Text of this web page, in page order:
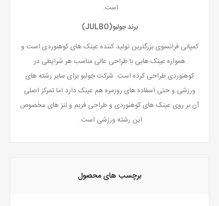
است.
برند جولبو(JULBO)
کمپانی فرانسوی بزرگترین تولید کننده عینک های کوهنوردی است و
همواره عینک هایی با طراحی عالی مناسب هر شرایطی در
کوهنوردی طراحی کرده است. شرکت جولبو برای سایر رشته های
ورزشی و حتی اسفاده های روزمره هم عینک دارد اما تمرکز اصلی
آن بر روی عینک های کوهنوردی و طراحی فریم و لنز های مخصوص
این رشته ورزشی است.
برچسب های محصول